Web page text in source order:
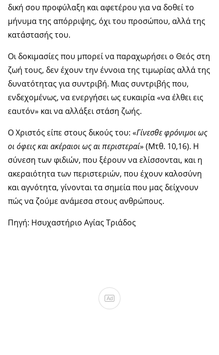
δική σου προφύλαξη και αφετέρου για να δοθεί το
μήνυμα της απόρριψης, όχι του προσώπου, αλλά της
κατάστασής του.
Οι δοκιμασίες που μπορεί να παραχωρήσει ο Θεός στη
ζωή τους, δεν έχουν την έννοια της τιμωρίας αλλά της
δυνατότητας για συντριβή. Μιας συντριβής που,
ενδεχομένως, να ενεργήσει ως ευκαιρία «να έλθει εις
εαυτόν» και να αλλάξει στάση ζωής.
Ο Χριστός είπε στους δικούς του: «Γίνεσθε φρόνιμοι ως
οι όφεις και ακέραιοι ως αι περιστεραί» (Μτθ. 10,16). Η
σύνεση των φιδιών, που ξέρουν να ελίσσονται, και η
ακεραιότητα των περιστεριών, που έχουν καλοσύνη
και αγνότητα, γίνονται τα σημεία που μας δείχνουν
πώς να ζούμε ανάμεσα στους ανθρώπους.
Πηγή: Ησυχαστήριο Αγίας Τριάδος
Ad